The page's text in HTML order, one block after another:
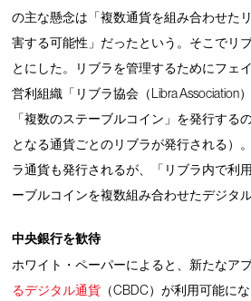
の主な懸念は「複数通貨を組み合わせた
害する可能性」だったという。そこでリ
とにした。リブラを管理するためにフェ
営利組織「リブラ協会（Libra Association
「複数のステーブルコイン」を発行する
となる通貨ごとのリブラが発行される）
ラ通貨も発行されるが、「リブラ内で利
ーブルコインを複数組み合わせたデジタ
中央銀行を歓待
ホワイト・ペーパーによると、新たなア
るデジタル通貨 （CBDC）が利用可能に